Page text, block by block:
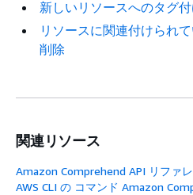
新しいリソースへのタグ
リソースに関連付けられ
削除
関連リソース
Amazon Comprehend API リファ
AWS CLI の コマンド Amazon